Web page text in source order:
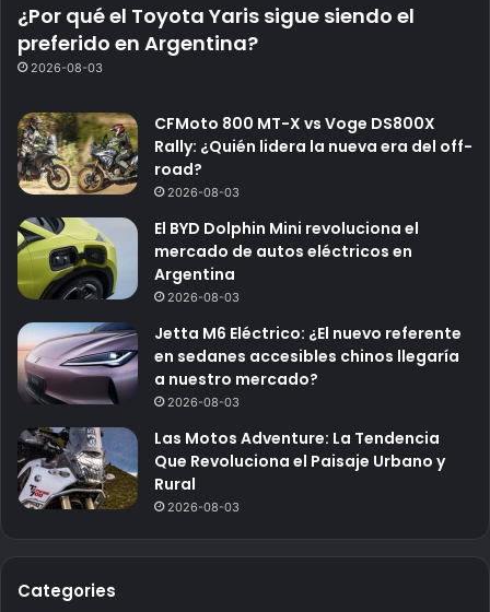
¿Por qué el Toyota Yaris sigue siendo el
preferido en Argentina?
2026-08-03
CFMoto 800 MT-X vs Voge DS800X
Rally: ¿Quién lidera la nueva era del off-
road?
2026-08-03
El BYD Dolphin Mini revoluciona el
mercado de autos eléctricos en
Argentina
2026-08-03
Jetta M6 Eléctrico: ¿El nuevo referente
en sedanes accesibles chinos llegaría
a nuestro mercado?
2026-08-03
Las Motos Adventure: La Tendencia
Que Revoluciona el Paisaje Urbano y
Rural
2026-08-03
Categories